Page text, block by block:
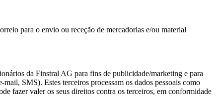
para o envio ou receção de mercadorias e/ou material
da Finstral AG para fins de publicidade/marketing e para
SMS). Estes terceiros processam os dados pessoais como
fazer valer os seus direitos contra os terceiros, em conformidade